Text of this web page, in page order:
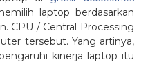
laptop berdasarkan
CPU / Central Processing
tersebut. Yang artinya,
kinerja laptop itu